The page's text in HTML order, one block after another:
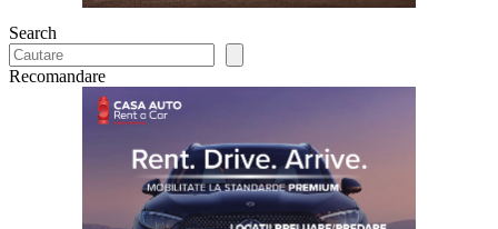
Search
Recomandare